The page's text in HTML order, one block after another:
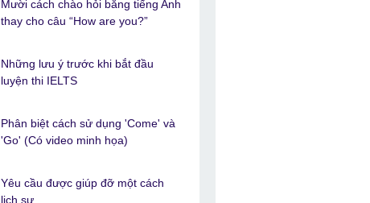
Mười cách chào hỏi bằng tiếng Anh
thay cho câu “How are you?”
Những lưu ý trước khi bắt đầu
luyện thi IELTS
Phân biệt cách sử dụng 'Come' và
'Go' (Có video minh họa)
Yêu cầu được giúp đỡ một cách
lịch sự